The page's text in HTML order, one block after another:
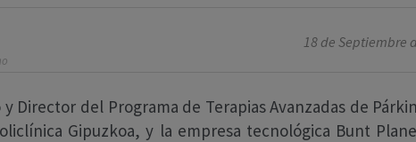
18 de Septiembre
Director del Programa de Terapias Avanzadas de
Gipuzkoa, y la empresa tecnológica Bunt